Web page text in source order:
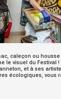
caleçon ou
le visuel du Festival !
et à ses
écologiques, vous